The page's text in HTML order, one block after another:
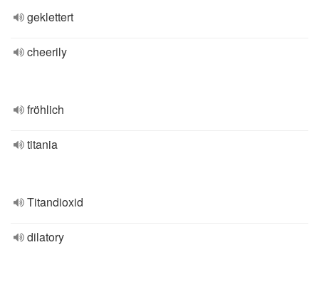
geklettert
cheerily
fröhlich
titania
Titandioxid
dilatory